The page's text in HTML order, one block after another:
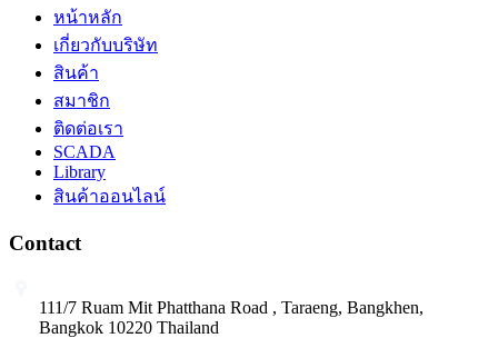
หน้าหลัก
เกี่ยวกับบริษัท
สินค้า
สมาชิก
ติดต่อเรา
SCADA
Library
สินค้าออนไลน์
Contact
111/7 Ruam Mit Phatthana Road , Taraeng, Bangkhen,
Bangkok 10220 Thailand